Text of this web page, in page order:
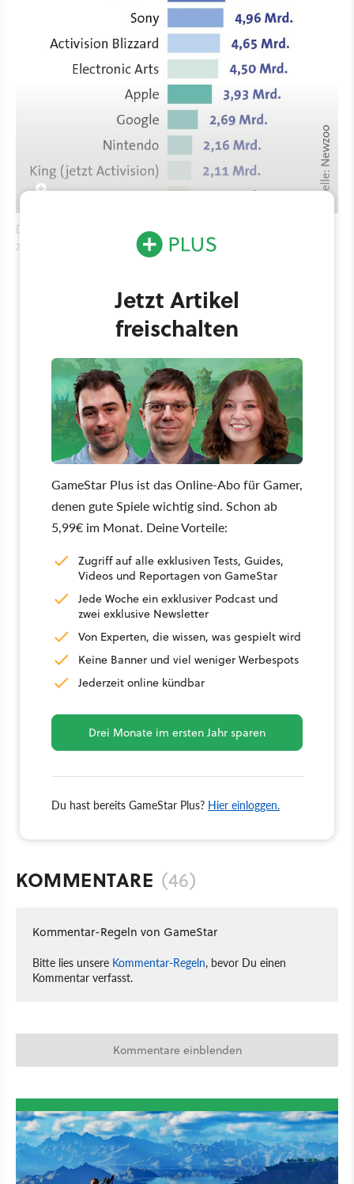
Die größten Spielefirmen der Welt (Umsatz in Milliarden Dollar,
zwischen Juni 2014 und Juni 2015)
Jetzt Artikel
freischalten
GameStar Plus ist das Online-Abo für Gamer,
denen gute Spiele wichtig sind. Schon ab
5,99€ im Monat. Deine Vorteile:
Zugriff auf alle exklusiven Tests, Guides,
Videos und Reportagen von GameStar
Jede Woche ein exklusiver Podcast und
zwei exklusive Newsletter
Von Experten, die wissen, was gespielt wird
Keine Banner und viel weniger Werbespots
Jederzeit online kündbar
Drei Monate im ersten Jahr sparen
Du hast bereits GameStar Plus? Hier einloggen.
KOMMENTARE (46)
Kommentar-Regeln von GameStar
Bitte lies unsere Kommentar-Regeln, bevor Du einen
Kommentar verfasst.
Kommentare einblenden